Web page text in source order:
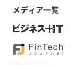
メディア一覧